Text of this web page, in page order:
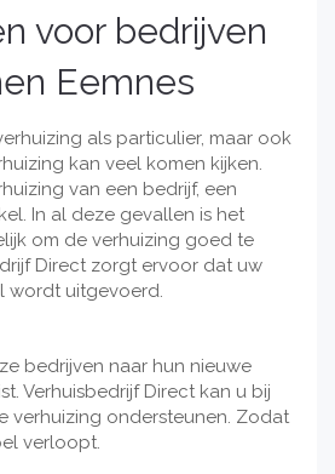
voor bedrijven
Eemnes
als particulier, maar ook
kan veel komen kijken.
van een bedrijf, een
In al deze gevallen is het
om de verhuizing goed te
Direct zorgt ervoor dat uw
wordt uitgevoerd.
bedrijven naar hun nieuwe
Verhuisbedrijf Direct kan u bij
verhuizing ondersteunen. Zodat
verloopt.